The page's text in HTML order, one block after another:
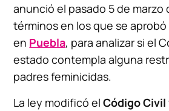
anunció el pasado 5 de marzo
términos en los que se aprobó
en Puebla, para analizar si el
estado contempla alguna
padres feminicidas.
La ley modificó elCódigo